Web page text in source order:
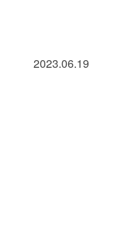
2023.06.19